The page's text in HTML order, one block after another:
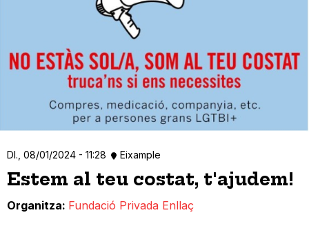
Dl., 08/01/2024 - 11:28 Eixample
Estem al teu costat, t'ajudem!
Organitza Fundació Privada Enllaç